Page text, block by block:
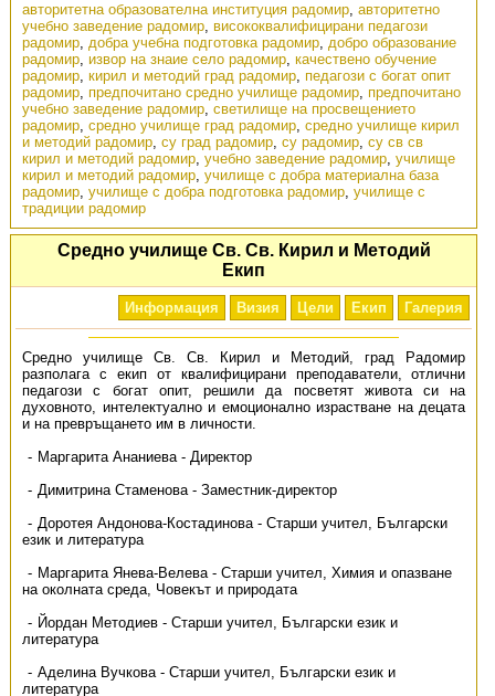
авторитетна образователна институция радомир, авторитетно
учебно заведение радомир, висококвалифицирани педагози
радомир, добра учебна подготовка радомир, добро образование
радомир, извор на знаие село радомир, качествено обучение
радомир, кирил и методий град радомир, педагози с богат опит
радомир, предпочитано средно училище радомир, предпочитано
учебно заведение радомир, светилище на просвещението
радомир, средно училище град радомир, средно училище кирил
и методий радомир, су град радомир, су радомир, су св св
кирил и методий радомир, учебно заведение радомир, училище
кирил и методий радомир, училище с добра материална база
радомир, училище с добра подготовка радомир, училище с
традиции радомир
Средно училище Св. Св. Кирил и Методий
Екип
Информация Визия Цели Екип Галерия
Средно училище Св. Св. Кирил и Методий, град Радомир
разполага с екип от квалифицирани преподаватели, отлични
педагози с богат опит, решили да посветят живота си на
духовното, интелектуално и емоционално израстване на децата
и на превръщането им в личности.
Маргарита Ананиева - Директор
Димитрина Стаменова - Заместник-директор
Доротея Андонова-Костадинова - Старши учител, Български
език и литература
Маргарита Янева-Велева - Старши учител, Химия и опазване
на околната среда, Човекът и природата
Йордан Методиев - Старши учител, Български език и
литература
Аделина Вучкова - Старши учител, Български език и
литература